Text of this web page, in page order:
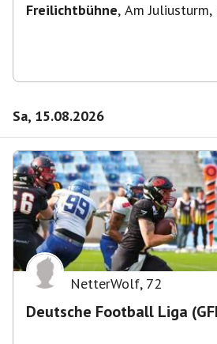
Freilichtbühne, Am
Sa, 15.08.2026
NetterWolf, 72